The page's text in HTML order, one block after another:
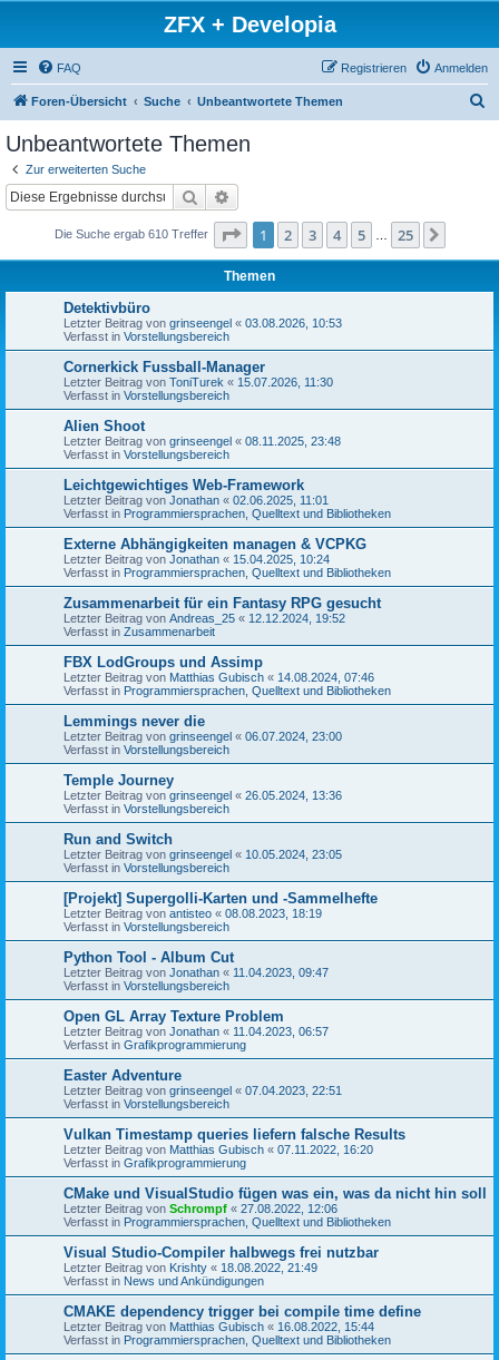
ZFX + Developia
FAQ Anmelden
Registrieren
Foren-Übersicht Suche Unbeantwortete Themen
Unbeantwortete Themen
Zur erweiterten Suche
Suche
Die Suche ergab 610 Treffer Seite 1von 25
1 2 3 4 5 25
Themen
Detektivbüro
Letzter Beitrag von grinseengel « 03.08.2026, 10:53
Verfasst in Vorstellungsbereich
Cornerkick Fussball-Manager
Letzter Beitrag von ToniTurek « 15.07.2026, 11:30
Verfasst in Vorstellungsbereich
Alien Shoot
Letzter Beitrag von grinseengel « 08.11.2025, 23:48
Verfasst in Vorstellungsbereich
Leichtgewichtiges Web-Framework
Letzter Beitrag von Jonathan « 02.06.2025, 11:01
Verfasst in Programmiersprachen, Quelltext und Bibliotheken
Externe Abhängigkeiten managen & VCPKG
Letzter Beitrag von Jonathan « 15.04.2025, 10:24
Verfasst in Programmiersprachen, Quelltext und Bibliotheken
Zusammenarbeit für ein Fantasy RPG gesucht
Letzter Beitrag von Andreas_25 « 12.12.2024, 19:52
Verfasst in Zusammenarbeit
FBX LodGroups und Assimp
Letzter Beitrag von Matthias Gubisch « 14.08.2024, 07:46
Verfasst in Programmiersprachen, Quelltext und Bibliotheken
Lemmings never die
Letzter Beitrag von grinseengel « 06.07.2024, 23:00
Verfasst in Vorstellungsbereich
Temple Journey
Letzter Beitrag von grinseengel « 26.05.2024, 13:36
Verfasst in Vorstellungsbereich
Run and Switch
Letzter Beitrag von grinseengel « 10.05.2024, 23:05
Verfasst in Vorstellungsbereich
[Projekt] Supergolli-Karten und -Sammelhefte
Letzter Beitrag von antisteo « 08.08.2023, 18:19
Verfasst in Vorstellungsbereich
Python Tool - Album Cut
Letzter Beitrag von Jonathan « 11.04.2023, 09:47
Verfasst in Vorstellungsbereich
Open GL Array Texture Problem
Letzter Beitrag von Jonathan « 11.04.2023, 06:57
Verfasst in Grafikprogrammierung
Easter Adventure
Letzter Beitrag von grinseengel « 07.04.2023, 22:51
Verfasst in Vorstellungsbereich
Vulkan Timestamp queries liefern falsche Results
Letzter Beitrag von Matthias Gubisch « 07.11.2022, 16:20
Verfasst in Grafikprogrammierung
CMake und VisualStudio fügen was ein, was da nicht hin soll
Letzter Beitrag von Schrompf « 27.08.2022, 12:06
Verfasst in Programmiersprachen, Quelltext und Bibliotheken
Visual Studio-Compiler halbwegs frei nutzbar
Letzter Beitrag von Krishty « 18.08.2022, 21:49
Verfasst in News und Ankündigungen
CMAKE dependency trigger bei compile time define
Letzter Beitrag von Matthias Gubisch « 16.08.2022, 15:44
Verfasst in Programmiersprachen, Quelltext und Bibliotheken